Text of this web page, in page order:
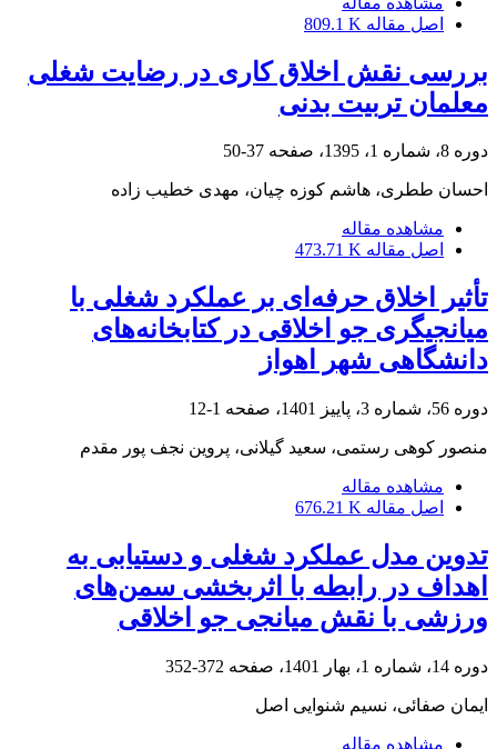
اصل مقاله 809.1 K
بررسی نقش اخلاق کاری در رضایت شغلی
معلمان تربیت بدنی
دوره 8، شماره 1، 1395، صفحه 37-50
احسان ططری، هاشم کوزه چیان، مهدی خطیب زاده
مشاهده مقاله
اصل مقاله 473.71 K
تأثیر اخلاق حرفه‌ای بر عملکرد شغلی با
میانجیگری جو اخلاقی در کتابخانه‌های
دانشگاهی شهر اهواز
دوره 56، شماره 3، پاییز 1401، صفحه 1-12
منصور کوهی رستمی، سعید گیلانی، پروین نجف پور مقدم
مشاهده مقاله
اصل مقاله 676.21 K
تدوین مدل عملکرد شغلی و دستیابی به
اهداف در رابطه با اثربخشی سمن‌های
ورزشی با نقش میانجی جو اخلاقی
دوره 14، شماره 1، بهار 1401، صفحه 372-352
ایمان صفائی، نسیم شنوایی اصل
مشاهده مقاله